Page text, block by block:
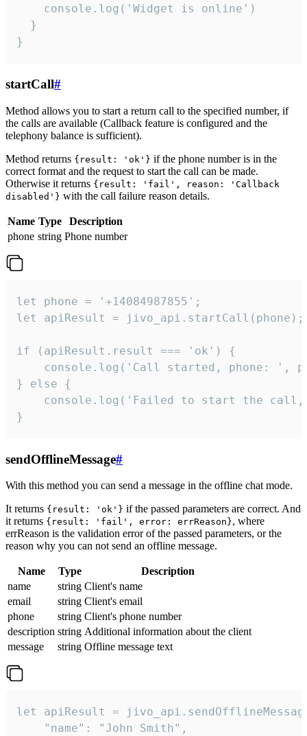
    console.log('Widget is online')
  }
}
startCall#
Method allows you to start a return call to the specified number, if
the calls are available (Callback feature is configured and the
telephony balance is sufficient).
Method returns {result: 'ok'} if the phone number is in the
correct format and the request to start the call can be made.
Otherwise it returns {result: 'fail', reason: 'Callback
disabled'} with the call failure reason details.
Name Type
Description
phone string Phone number
let phone = '+14084987855';
let apiResult = jivo_api.startCall(phone);
if (apiResult.result === 'ok') {
console.log('Call started, phone: ',
} else {
console.log('Failed to start the
}
sendOfflineMessage#
With this method you can send a message in the offline chat mode.
It returns {result: 'ok'} if the passed parameters are correct. And
it returns {result: 'fail', error: errReason}, where
errReason is the validation error of the passed parameters, or the
reason why you can not send an offline message.
Name Type
Description
name
string Client's name
email
string Client's email
phone
string Client's phone number
description string Additional information about the client
message
string Offline message text
let apiResult =
    "name": "John Smith",